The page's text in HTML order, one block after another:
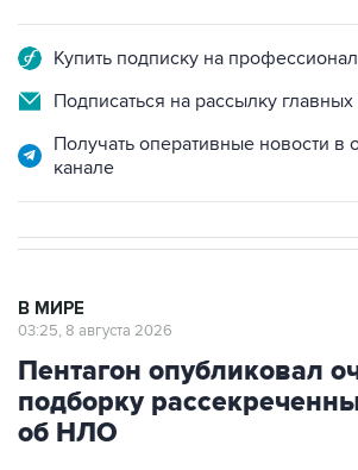
Купить подписку на
Подписаться на рассылку главных
Получать оперативные новости в
канале
В МИРЕ
03:25, 8 августа 2026
Пентагон опубликовал
подборку
об НЛО